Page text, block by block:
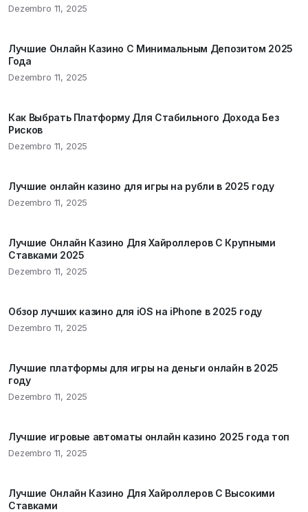
Dezembro 11, 2025
Лучшие Онлайн Казино С Минимальным Депозитом 2025
Года
Dezembro 11, 2025
Как Выбрать Платформу Для Стабильного Дохода Без
Рисков
Dezembro 11, 2025
Лучшие онлайн казино для игры на рубли в 2025 году
Dezembro 11, 2025
Лучшие Онлайн Казино Для Хайроллеров С Крупными
Ставками 2025
Dezembro 11, 2025
Обзор лучших казино для iOS на iPhone в 2025 году
Dezembro 11, 2025
Лучшие платформы для игры на деньги онлайн в 2025
году
Dezembro 11, 2025
Лучшие игровые автоматы онлайн казино 2025 года топ
Dezembro 11, 2025
Лучшие Онлайн Казино Для Хайроллеров С Высокими
Ставками